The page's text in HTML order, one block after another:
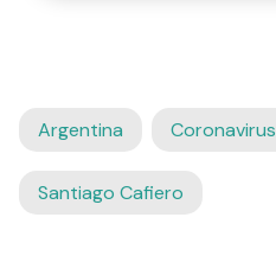
Argentina Coronavirus
Santiago Cafiero